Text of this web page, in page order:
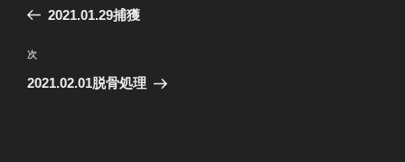
ビ
ゲ
の
稿
2021.01.29捕獲
次
の
次
2021.02.01脱骨処理